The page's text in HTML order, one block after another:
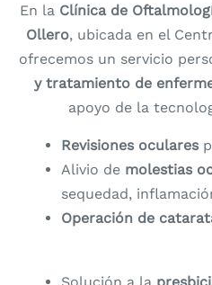
En la Clínica de
Ollero, ubicada en el
ofrecemos un servicio
y tratamiento de
apoyo de la
Revisiones oculares
Alivio de molestias
sequedad,
Operación de
Solución a la